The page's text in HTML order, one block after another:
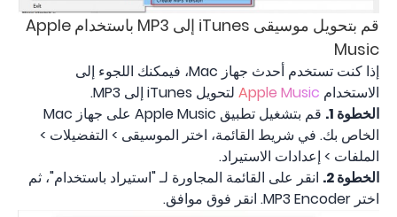
قم بتحويل موسيقى iTunes إلى MP3 باستخدام Apple
Music
إذا كنت تستخدم أحدث جهاز Mac، فيمكنك اللجوء إلى
الاستخدام Apple Music لتحويل iTunes إلى MP3.
الخطوة 1.
قم بتشغيل تطبيق Apple Music على جهاز Mac
الخاص بك. في شريط القائمة، اختر الموسيقى > التفضيلات >
الملفات > إعدادات الاستيراد.
الخطوة 2.
انقر على القائمة المجاورة لـ "استيراد باستخدام"، ثم
اختر MP3 Encoder. انقر فوق موافق.